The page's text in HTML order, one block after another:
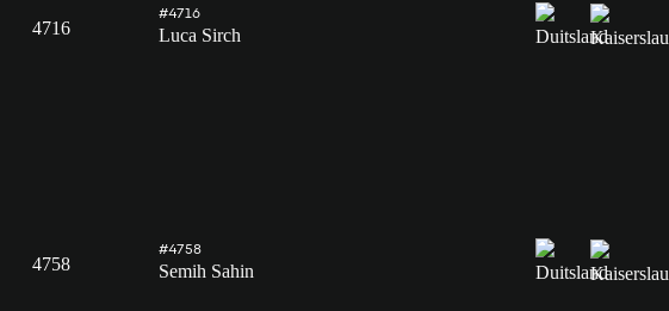
4716
#4716
Luca Sirch
4758
#4758
Semih Sahin